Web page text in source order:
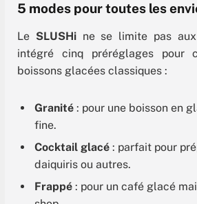
5 modes pour toutes les
Le SLUSHine se limite pas aux
intégré cinq préréglages pour
boissons glacées classiques :
Granité : pour une boisson en
fine.
Cocktail glacé : parfait pour
daiquiris ou autres.
Frappé : pour un café glacé